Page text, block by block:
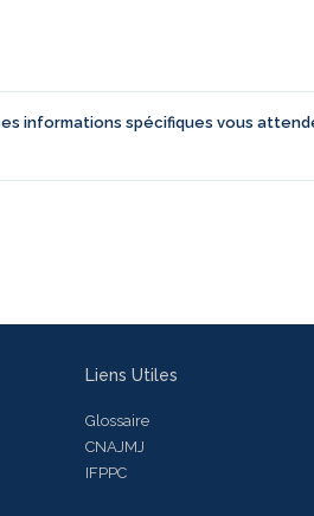
informations spécifiques vous
Liens Utiles
Glossaire
CNAJMJ
IFPPC